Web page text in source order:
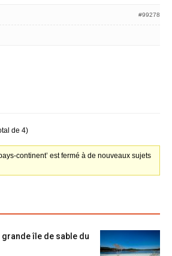
#99278
de 4)
continent’ est fermé à de nouveaux sujets
île de sable du